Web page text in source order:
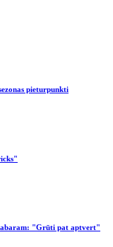
pieturpunkti
"Grūti pat aptvert"